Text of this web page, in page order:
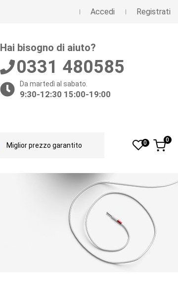
Accedi Registrati
Hai bisogno di aiuto?
0331 480585
Da martedì al sabato.
9:30-12:30 15:00-19:00
Miglior prezzo garantito 0 0